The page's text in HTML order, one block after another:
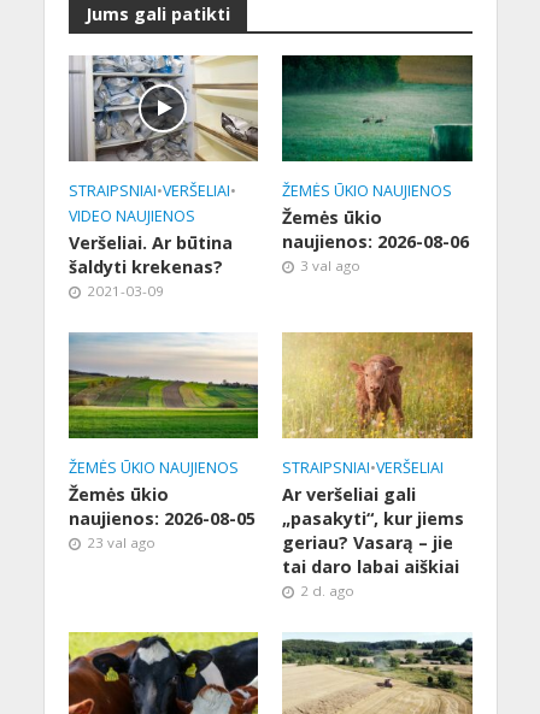
Jums gali patikti
STRAIPSNIAI•VERŠELIAI•
VIDEO NAUJIENOS
Veršeliai. Ar būtina
šaldyti krekenas?
2021-03-09
ŽEMĖS ŪKIO NAUJIENOS
Žemės ūkio
naujienos: 2026-08-06
3 val ago
ŽEMĖS ŪKIO NAUJIENOS
Žemės ūkio
naujienos: 2026-08-05
23 val ago
STRAIPSNIAI•VERŠELIAI
Ar veršeliai gali
„pasakyti“, kur jiems
geriau? Vasarą – jie
tai daro labai aiškiai
2 d. ago